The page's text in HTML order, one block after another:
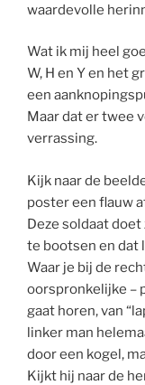
waardevolle
Wat ik mij heel
W, H en Y en het
een
Maar dat er twee
verrassing.
Kijk naar de
poster een flauw
Deze soldaat
te bootsen en dat
Waar je bij de
oorspronkelijke –
gaat horen, van
linker man
door een kogel,
Kijkt hij naar de